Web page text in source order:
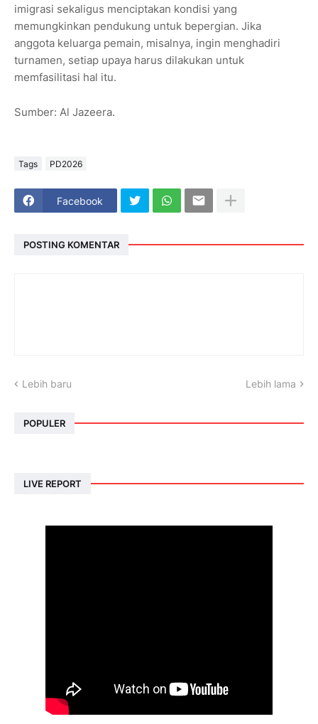
imigrasi sekaligus menciptakan kondisi yang
memungkinkan pendukung untuk bepergian. Jika
anggota keluarga pemain, misalnya, ingin menghadiri
turnamen, setiap upaya harus dilakukan untuk
memfasilitasi hal itu.
Sumber: Al Jazeera.
Tags PD2026
Facebook
POSTING KOMENTAR
Lebih baru Lebih lama
POPULER
LIVE REPORT